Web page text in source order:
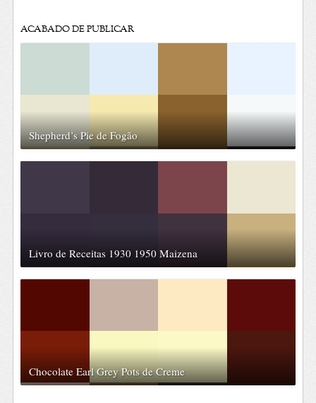
ACABADO DE PUBLICAR
Shepherd’s Pie de Fogão
Livro de Receitas 1930 1950 Maizena
Chocolate Earl Grey Pots de Creme